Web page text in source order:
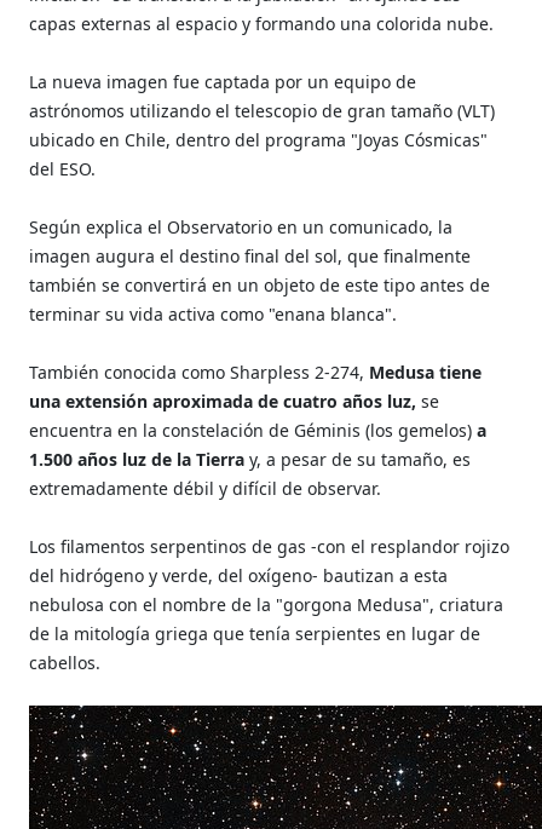
capas externas al espacio y formando una colorida nube.
La nueva imagen fue captada por un equipo de
astrónomos utilizando el telescopio de gran tamaño (VLT)
ubicado en Chile, dentro del programa "Joyas Cósmicas"
del ESO.
Según explica el Observatorio en un comunicado, la
imagen augura el destino final del sol, que finalmente
también se convertirá en un objeto de este tipo antes de
terminar su vida activa como "enana blanca".
También conocida como Sharpless 2-274, Medusa tiene
una extensión aproximada de cuatro años luz, se
encuentra en la constelación de Géminis (los gemelos)a
1.500 años luz de la Tierra y, a pesar de su tamaño, es
extremadamente débil y difícil de observar.
Los filamentos serpentinos de gas -con el resplandor rojizo
del hidrógeno y verde, del oxígeno- bautizan a esta
nebulosa con el nombre de la "gorgona Medusa", criatura
de la mitología griega que tenía serpientes en lugar de
cabellos.